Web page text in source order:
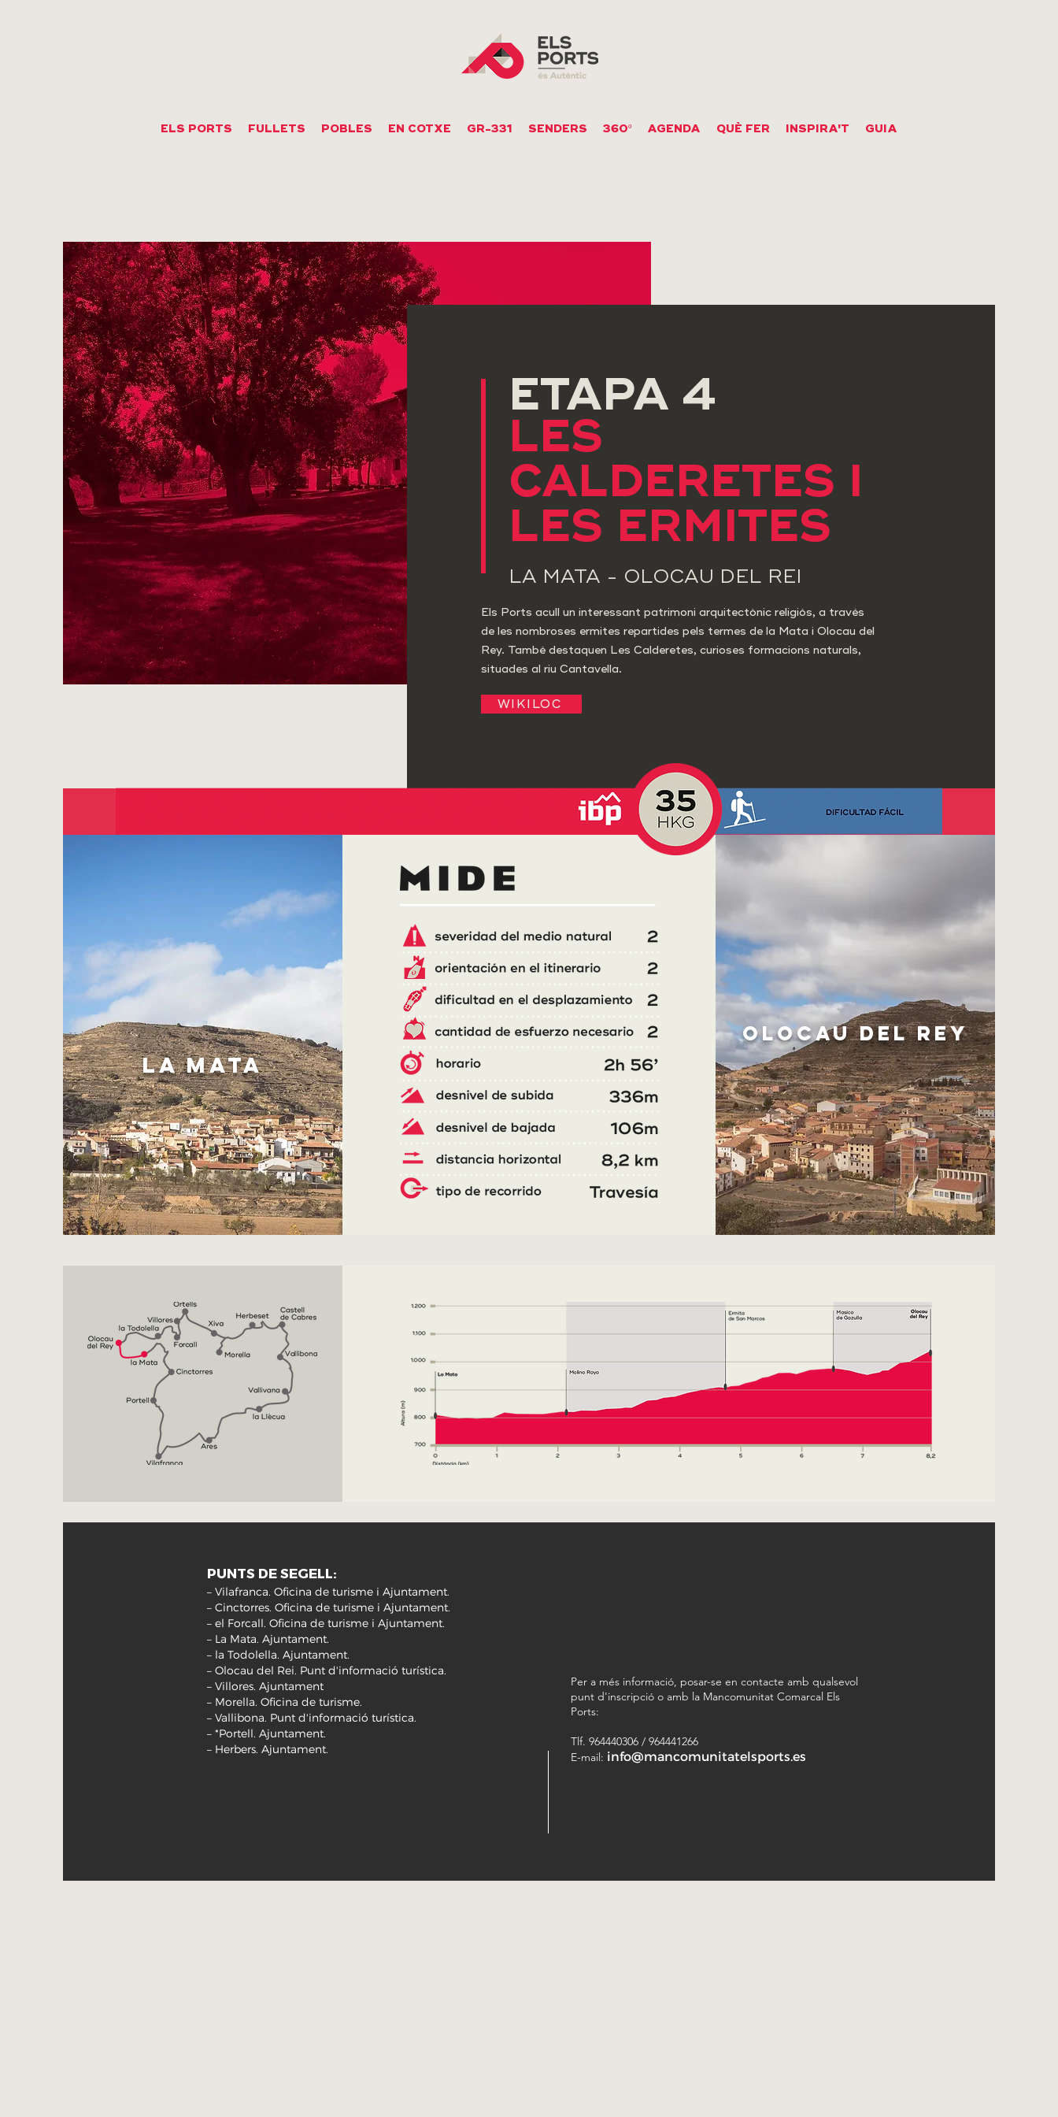
ELS PORTS FULLETS POBLES EN COTXE GR-331 SENDERS 360º AGENDA QUÈ FER INSPIRA'T GUIA
LA MATA
OLOCAU DEL REY
ETAPA 4
LES
CALDERETES I
LES ERMITES
LA MATA - OLOCAU DEL REI
Els Ports acull un interessant patrimoni arquitectònic religiós, a través
de les nombroses ermites repartides pels termes de la Mata i Olocau del
Rey. També destaquen Les Calderetes, curioses formacions naturals,
situades al riu Cantavella.
WIKILOC
PUNTS DE SEGELL:
– Vilafranca. Oficina de turisme i Ajuntament.
– Cinctorres. Oficina de turisme i Ajuntament.
– el Forcall. Oficina de turisme i Ajuntament.
– La Mata. Ajuntament.
– la Todolella. Ajuntament.
– Olocau del Rei. Punt d'informació turística.
– Villores. Ajuntament
– Morella. Oficina de turisme.
– Vallibona. Punt d'informació turística.
– *Portell. Ajuntament.
– Herbers. Ajuntament.
Per a més informació, posar-se en contacte amb qualsevol
punt d'inscripció o amb la Mancomunitat Comarcal Els
Ports:
Tlf. 964440306 / 964441266
E-mail: info@mancomunitatelsports.es